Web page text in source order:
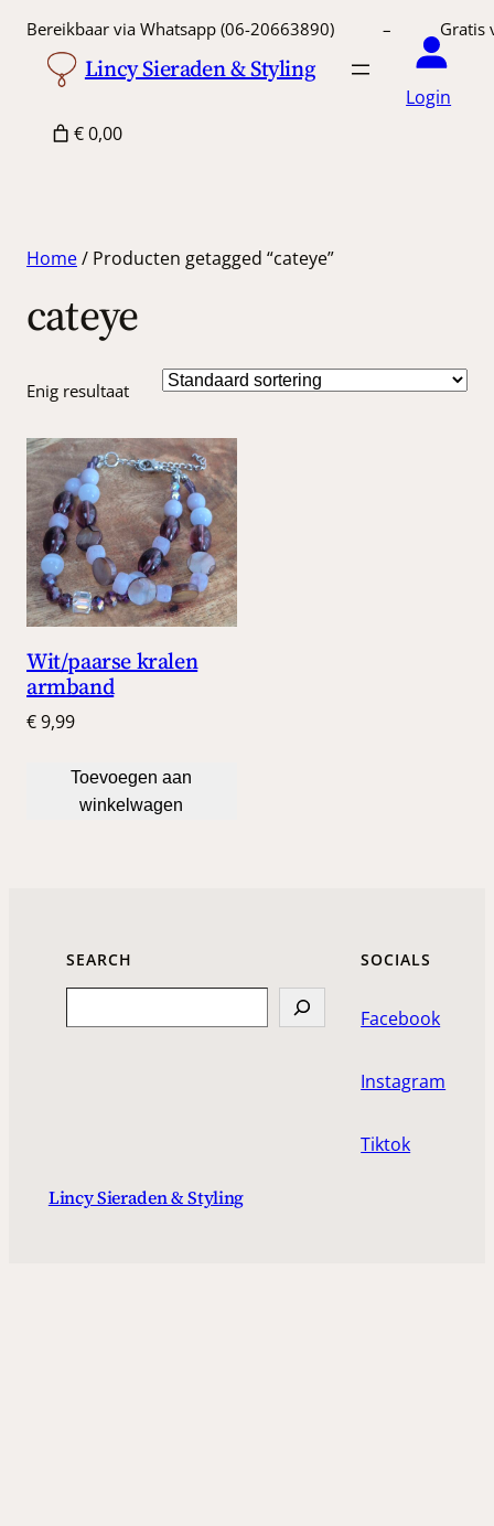
Bereikbaar via Whatsapp (06-20663890) –
Lincy Sieraden & Styling
Login
€ 0,00
Home/ Producten getagged “cateye”
cateye
Enig resultaat
Wit/paarse kralen
armband
€9,99
Toevoegen aan
winkelwagen
SEARCH SOCIALS
Facebook
Instagram
Tiktok
Lincy Sieraden & Styling